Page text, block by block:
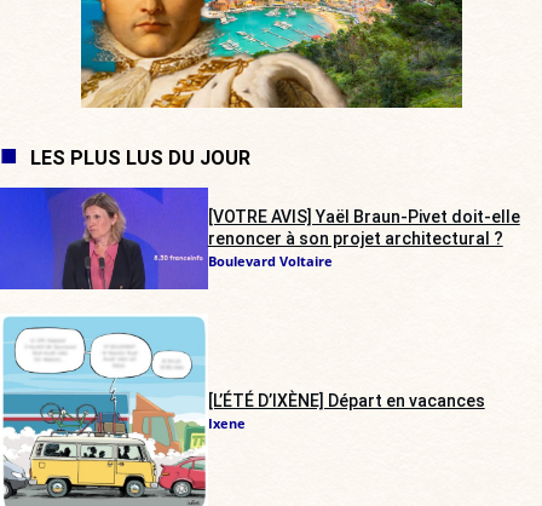
LES PLUS LUS DU JOUR
[VOTRE AVIS] Yaël Braun-Pivet doit-elle
renoncer à son projet architectural ?
Boulevard Voltaire
[L’ÉTÉ D’IXÈNE] Départ en vacances
Ixene